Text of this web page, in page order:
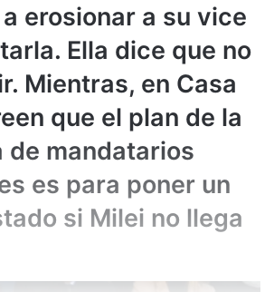
erosionar a su vice
Ella dice que no
Mientras, en Casa
que el plan de la
de mandatarios
es para poner un
si Milei no llega